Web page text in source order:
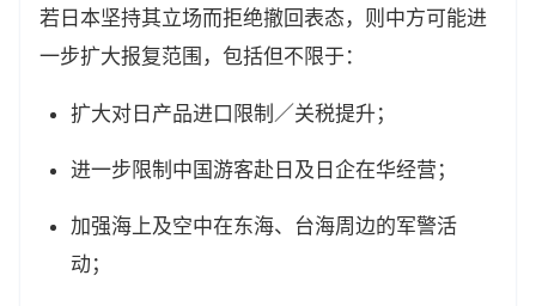
若日本坚持其立场而拒绝撤回表态，则中方可能进
一步扩大报复范围，包括但不限于：
扩大对日产品进口限制／关税提升；
进一步限制中国游客赴日及日企在华经营；
加强海上及空中在东海、台海周边的军警活
动；